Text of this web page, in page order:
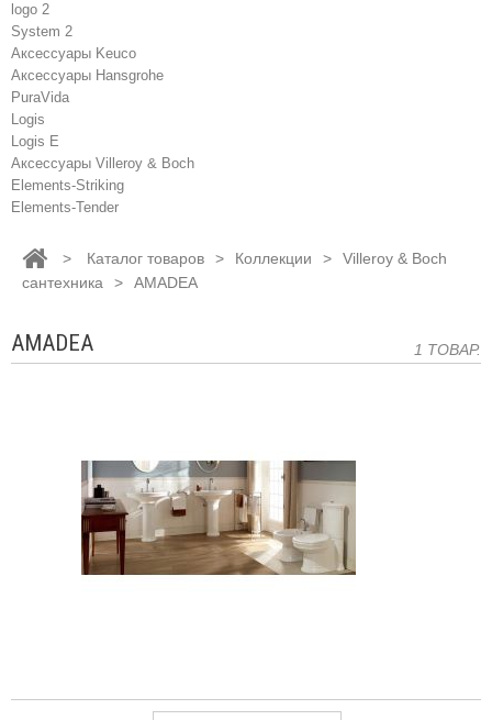
logo 2
System 2
Аксессуары Keuco
Аксессуары Hansgrohe
PuraVida
Logis
Logis E
Аксессуары Villeroy & Boch
Elements-Striking
Elements-Tender
> Каталог товаров > Коллекции >
Villeroy & Boch
сантехника
> AMADEA
AMADEA 1 ТОВАР.